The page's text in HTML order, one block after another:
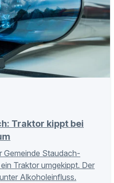
Traktor kippt bei
Gemeinde Staudach-
Traktor umgekippt. Der
Alkoholeinfluss.